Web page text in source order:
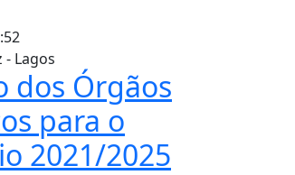
- Lagos
dos Órgãos
para o
2021/2025